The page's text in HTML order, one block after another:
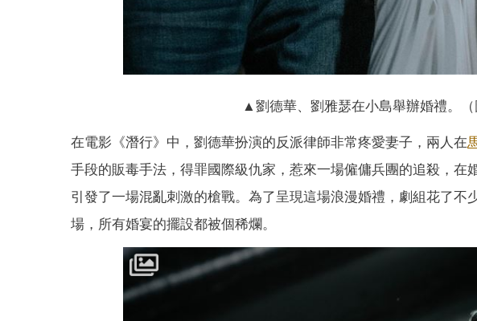
▲劉德華、劉雅瑟在小島舉辦婚禮。（
在電影《潛行》中，劉德華扮演的反派律師非常疼愛妻子，兩人在
手段的販毒手法，得罪國際級仇家，惹來一場僱傭兵團的追殺，
引發了一場混亂刺激的槍戰。為了呈現這場浪漫婚禮，劇組花了
場，所有婚宴的擺設都被個稀爛。